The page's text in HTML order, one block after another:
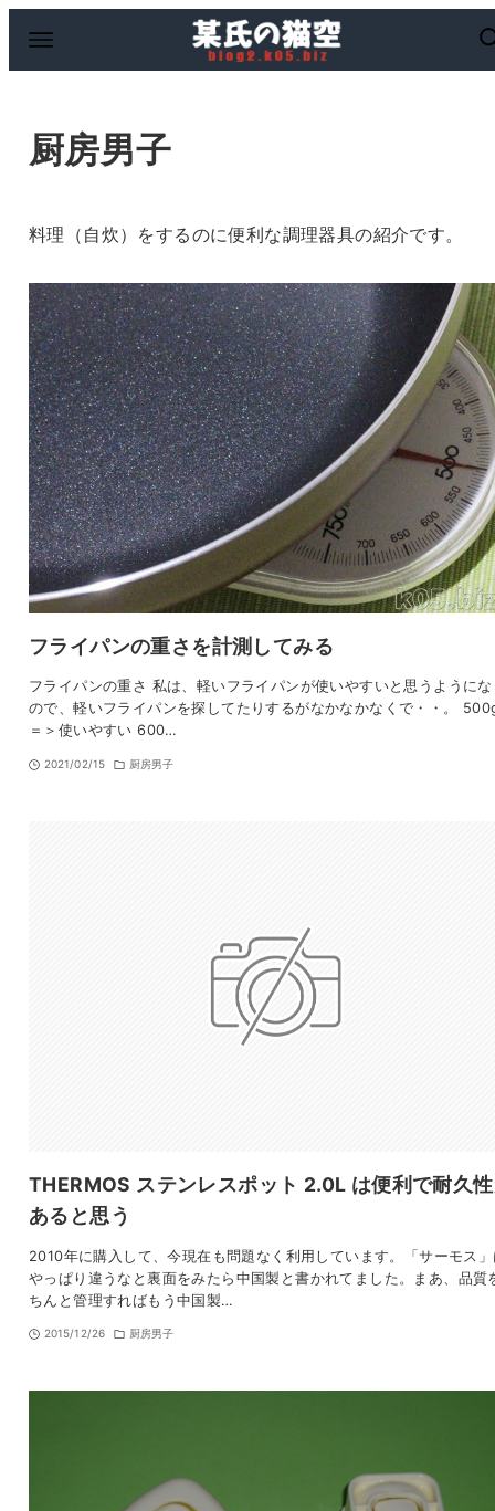
厨房男子
料理（自炊）をするのに便利な調理器具の紹介です。
フライパンの重さを計測してみる
フライパンの重さ 私は、軽いフライパンが使いやすいと思うように
ので、軽いフライパンを探してたりするがなかなかなくで・・。
＝＞使いやすい 600…
2021/02/15 厨房男子
THERMOS ステンレスポット 2.0L は便利で耐久
あると思う
2010年に購入して、今現在も問題なく利用しています。「サーモス
やっぱり違うなと裏面をみたら中国製と書かれてました。まあ、品質
ちんと管理すればもう中国製…
2015/12/26 厨房男子